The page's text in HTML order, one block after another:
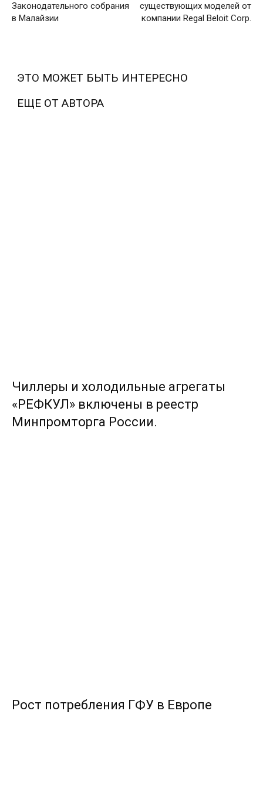
Законодательного собрания
в Малайзии
существующих моделей от
компании Regal Beloit Corp.
ЭТО МОЖЕТ БЫТЬ ИНТЕРЕСНО
ЕЩЕ ОТ АВТОРА
Чиллеры и холодильные агрегаты
«РЕФКУЛ» включены в реестр
Минпромторга России.
Рост потребления ГФУ в Европе